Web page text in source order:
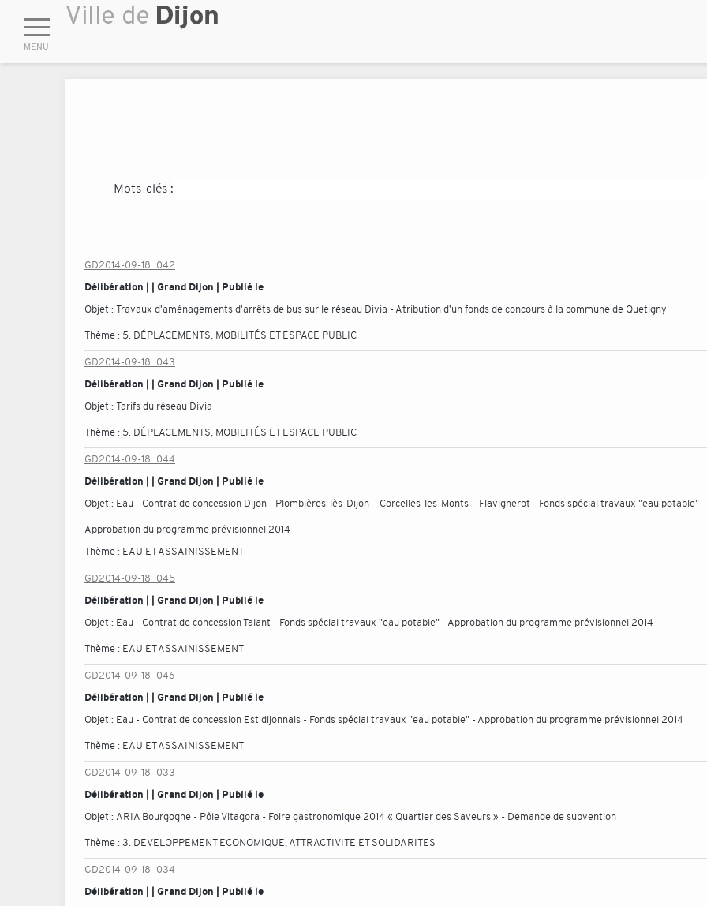
Mots-clés :
GD2014-09-18_042
Délibération | | Grand Dijon | Publié le
Objet :Travaux d'aménagements d'arrêts de bus sur le réseau Divia - Atribution d'un fonds de concours à la commune de Quetigny
Thème : 5. DÉPLACEMENTS, MOBILITÉS ET ESPACE PUBLIC
GD2014-09-18_043
Délibération | | Grand Dijon | Publié le
Objet :Tarifs du réseau Divia
Thème : 5. DÉPLACEMENTS, MOBILITÉS ET ESPACE PUBLIC
GD2014-09-18_044
Délibération | | Grand Dijon | Publié le
Objet : Eau - Contrat de concession Dijon - Plombières-lès-Dijon – Corcelles-les-Monts – Flavignerot - Fonds spécial travaux "eau potable" -
Approbation du programme prévisionnel 2014
Thème : EAU ET ASSAINISSEMENT
GD2014-09-18_045
Délibération | | Grand Dijon | Publié le
Objet : Eau - Contrat de concession Talant - Fonds spécial travaux "eau potable" - Approbation du programme prévisionnel 2014
Thème : EAU ET ASSAINISSEMENT
GD2014-09-18_046
Délibération | | Grand Dijon | Publié le
Objet : Eau - Contrat de concession Est dijonnais - Fonds spécial travaux "eau potable" - Approbation du programme prévisionnel 2014
Thème : EAU ET ASSAINISSEMENT
GD2014-09-18_033
Délibération | | Grand Dijon | Publié le
Objet : ARIA Bourgogne - Pôle Vitagora - Foire gastronomique 2014 « Quartier des Saveurs » - Demande de subvention
Thème :3. DEVELOPPEMENT ECONOMIQUE, ATTRACTIVITE ET SOLIDARITES
GD2014-09-18_034
Délibération | | Grand Dijon | Publié le